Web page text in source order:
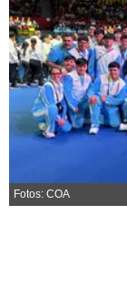
Sociedad y
libre
El tiempo
Clasificados
Fotos: COA